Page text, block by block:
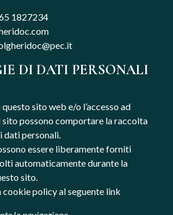
1827234
DI DATI PERSONALI
sito web e/o l’accesso ad
sito possono comportare la raccolta
dati personali.
essere liberamente forniti
automaticamente durante la
sito.
cookie policy al seguente link